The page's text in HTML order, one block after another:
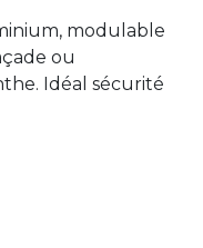
modulable
ou
Idéal sécurité